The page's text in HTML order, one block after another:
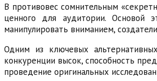
В противовес сомнительным
ценного для аудитории. Основой
манипулировать вниманием,
Одним из ключевых
конкуренции высок, способность
проведение оригинальных